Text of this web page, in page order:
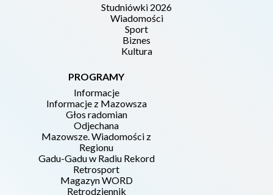
Studniówki 2026
Wiadomości
Sport
Biznes
Kultura
PROGRAMY
Informacje
Informacje z Mazowsza
Głos radomian
Odjechana
Mazowsze. Wiadomości z
Regionu
Gadu-Gadu w Radiu Rekord
Retrosport
Magazyn WORD
Retrodziennik